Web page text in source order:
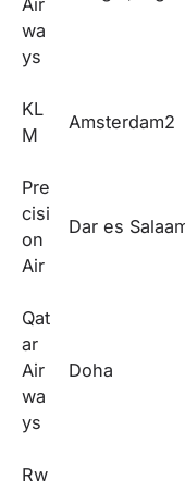
wa
ys
KL
M
Amsterdam2
Pre
cisi
on
Air
Dar es
Qat
ar
Air
wa
ys
Doha
Rw